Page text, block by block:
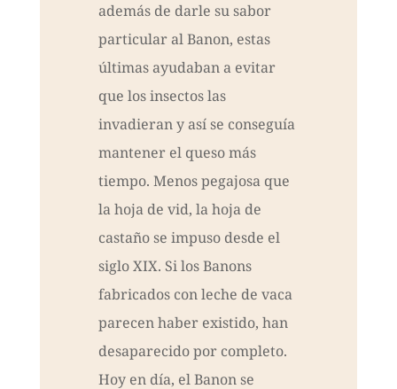
además de darle su sabor
particular al Banon, estas
últimas ayudaban a evitar
que los insectos las
invadieran y así se conseguía
mantener el queso más
tiempo. Menos pegajosa que
la hoja de vid, la hoja de
castaño se impuso desde el
siglo XIX. Si los Banons
fabricados con leche de vaca
parecen haber existido, han
desaparecido por completo.
Hoy en día, el Banon se